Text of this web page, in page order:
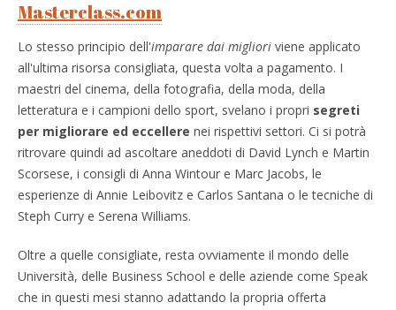
Masterclass.com
Lo stesso principio dell'imparare dai migliori viene applicato
all'ultima risorsa consigliata, questa volta a pagamento. I
maestri del cinema, della fotografia, della moda, della
letteratura e i campioni dello sport, svelano i propri segreti
per migliorare ed eccellere nei rispettivi settori. Ci si potrà
ritrovare quindi ad ascoltare aneddoti di David Lynch e Martin
Scorsese, i consigli di Anna Wintour e Marc Jacobs, le
esperienze di Annie Leibovitz e Carlos Santana o le tecniche di
Steph Curry e Serena Williams.
Oltre a quelle consigliate, resta ovviamente il mondo delle
Università, delle Business School e delle aziende come Speak
che in questi mesi stanno adattando la propria offerta